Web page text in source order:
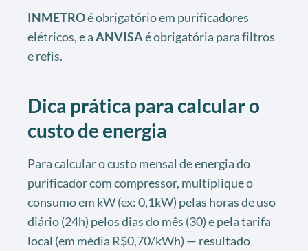
INMETROé obrigatório em purificadores
elétricos, e aANVISAé obrigatória para filtros
e refis.
Dica prática para calcular o
custo de energia
Para calcular o custo mensal de energia do
purificador com compressor, multiplique o
consumo em kW (ex: 0,1kW) pelas horas de uso
diário (24h) pelos dias do mês (30) e pela tarifa
local (em média R$0,70/kWh) — resultado